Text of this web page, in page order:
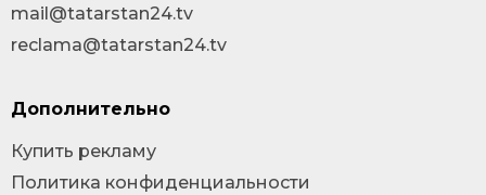
mail@tatarstan24.tv
reclama@tatarstan24.tv
Дополнительно
Купить рекламу
Политика конфиденциальности